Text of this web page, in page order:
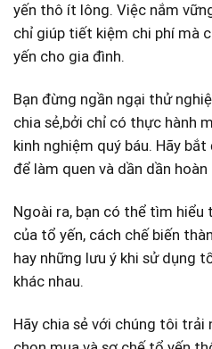
yến thô ít lông. Việc nắm
chỉ ​giúp tiết kiệm‍ chi phí mà
yến cho gia đình.
Bạn đừng ngần⁣ ngại thử
chia sẻ,bởi chỉ có thực hành
kinh ‌nghiệm quý báu. Hãy
để làm quen và dần dần
Ngoài ra, bạn ‍có thể tìm⁢ hiểu
của tổ yến, cách chế biến
⁤hay ⁤những lưu ý khi sử dụng⁣
⁤khác nhau.
Hãy ⁤chia sẻ với chúng tôi⁤